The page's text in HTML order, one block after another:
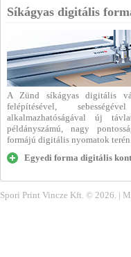
Síkágyas digitális
A Zünd síkágyas digitális
felépítésével,
alkalmazhatóságával új
példányszámú, nagy
formájú digitális nyomatok
Egyedi forma digitális
Spori Print Vincze Kft. © 2026. |